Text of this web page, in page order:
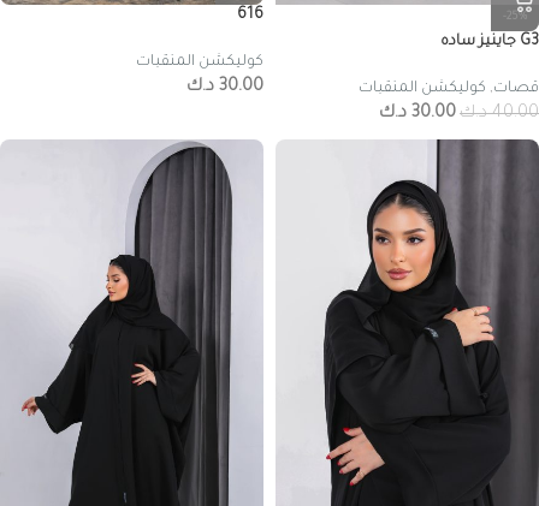
-25%
G3 جاينيز ساده
قصات, كوليكشن المنقبات
40.00 د.ك30.00 د.ك
616
كوليكشن المنقبات
30.00 د.ك